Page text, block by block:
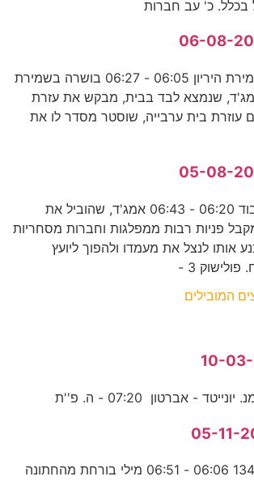
בכלל. כ' עב חברות
עבודה ערבית 4 - שמירת היריון 06:05 - 06:27 בושרה בשמירת
שנמצא לבד בבית, מבקש את עזרת
עוזרת בית ערבייה, שוסטר מסדר לו את
עבודה ערבית 4 - כבוד 06:20 - 06:43 אמג'ד, שהוביל את
פניות רבות ממפלגות וחברות מסחריות
אותו לנצל את מעמדו ולהפוך ליועץ
3 -
המובילים
בובה פראית - פרק 134 06:06 - 06:51 מילי בורחת מהחתונה